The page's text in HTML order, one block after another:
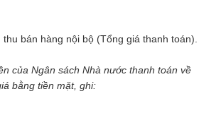
bán hàng nội bộ (Tổng giá thanh toán).
của Ngân sách Nhà nước thanh toán về
bằng tiền mặt, ghi: